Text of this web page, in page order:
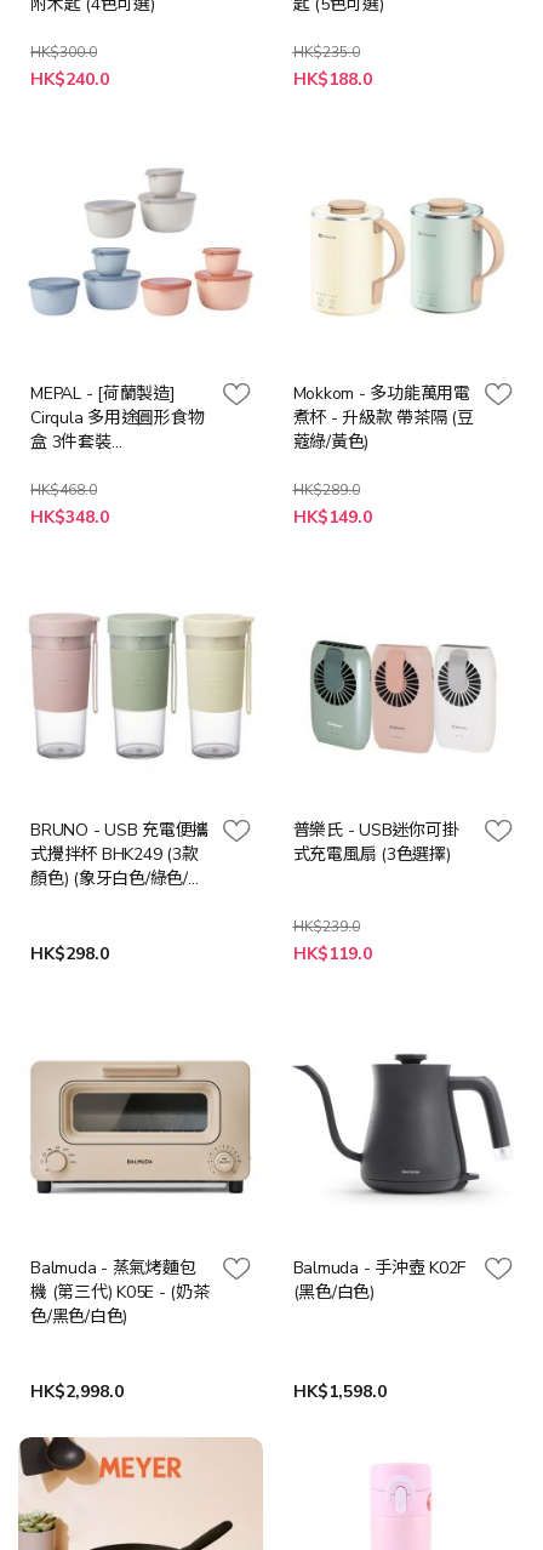
HK$300.0
HK$240.0
HK$235.0
HK$188.0
MEPAL - [荷蘭製造]
Cirqula 多用途圓形食物
盒 3件套裝
(3色可選)
HK$468.0
HK$348.0
Mokkom - 多功能萬用電
煮杯 - 升級款 帶茶隔 (豆
蔻綠/黃色)
HK$289.0
HK$149.0
BRUNO - USB 充電便攜
式攪拌杯 BHK249 (3款
顏色) (象牙白色/綠色/粉
HK$298.0
普樂氏 - USB迷你可掛
式充電風扇 (3色選擇)
HK$239.0
HK$119.0
Balmuda - 蒸氣烤麵包
機 (第三代) K05E - (奶茶
色/黑色/白色)
HK$2,998.0
Balmuda - 手沖壺 K02F
(黑色/白色)
HK$1,598.0